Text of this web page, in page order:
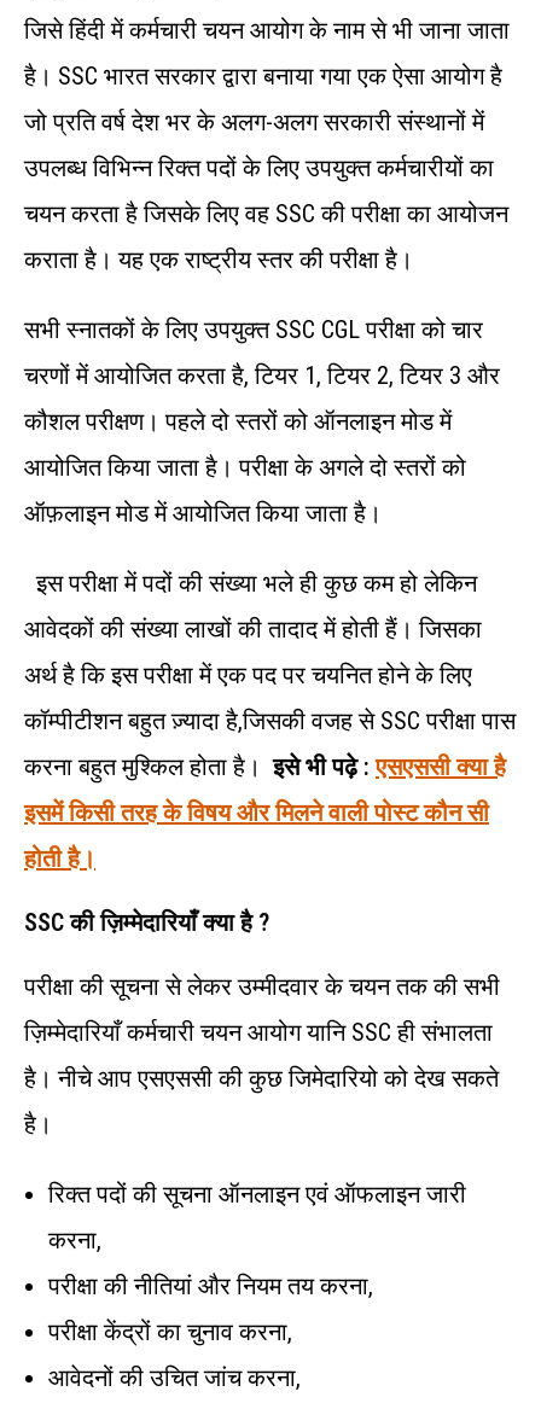
जिसे हिंदी में कर्मचारी चयन आयोग के नाम से भी जाना जाता
है। SSC भारत सरकार द्वारा बनाया गया एक ऐसा आयोग है
जो प्रति वर्ष देश भर के अलग-अलग सरकारी संस्थानों में
उपलब्ध विभिन्न रिक्त पदों के लिए उपयुक्त कर्मचारीयों का
चयन करता है जिसके लिए वह SSC की परीक्षा का आयोजन
कराता है। यह एक राष्ट्रीय स्तर की परीक्षा है।
सभी स्नातकों के लिए उपयुक्त SSC CGL परीक्षा को चार
चरणों में आयोजित करता है, टियर 1, टियर 2, टियर 3 और
कौशल परीक्षण। पहले दो स्तरों को ऑनलाइन मोड में
आयोजित किया जाता है। परीक्षा के अगले दो स्तरों को
ऑफ़लाइन मोड में आयोजित किया जाता है।
इस परीक्षा में पदों की संख्या भले ही कुछ कम हो लेकिन
आवेदकों की संख्या लाखों की तादाद में होती हैं। जिसका
अर्थ है कि इस परीक्षा में एक पद पर चयनित होने के लिए
कॉम्पीटीशन बहुत ज़्यादा है,जिसकी वजह से SSC परीक्षा पास
करना बहुत मुश्किल होता है।इसे भी पढ़े :एसएससी क्या है
इसमें किसी तरह के विषय और मिलने वाली पोस्ट कौन सी
होती है।
SSCकीज़िम्मेदारियाँक्याहै ?
परीक्षा की सूचना से लेकर उम्मीदवार के चयन तक की सभी
ज़िम्मेदारियाँ कर्मचारी चयन आयोग यानि SSC ही संभालता
है। नीचे आप एसएससी की कुछ जिमेदारियो को देख सकते
है।
रिक्त पदों की सूचना ऑनलाइन एवं ऑफलाइन जारी
करना,
परीक्षा की नीतियां और नियम तय करना,
परीक्षा केंद्रों का चुनाव करना,
आवेदनों की उचित जांच करना,